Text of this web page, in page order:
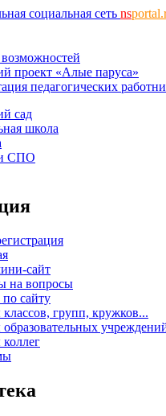
социальная сеть ns
проект «Алые паруса»
педагогических
сад
школа
СПО
сайт
на вопросы
сайту
групп, кружков...